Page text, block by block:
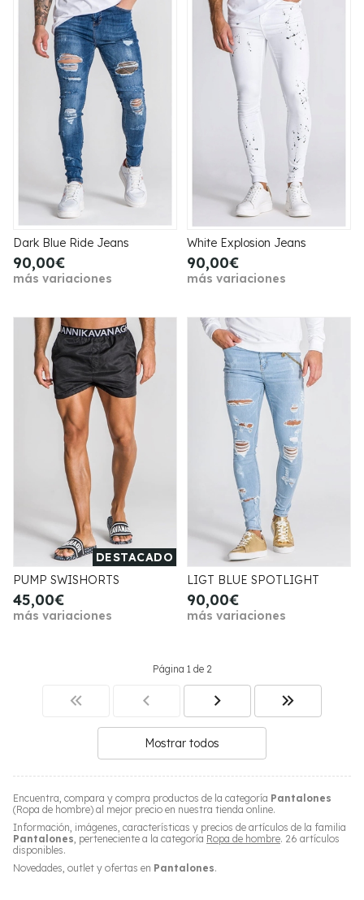
Encuentra, compara y compra productos de la categoría Pantalones
(Ropa de hombre) al mejor precio en nuestra tienda online.
Información, imágenes, características y precios de artículos de la familia
Pantalones, perteneciente a la categoría Ropa de hombre. 26 artículos
disponibles.
Novedades, outlet y ofertas en Pantalones.
Dark Blue Ride Jeans
90,00€
más variaciones
White Explosion Jeans
90,00€
más variaciones
DESTACADO
PUMP SWISHORTS
45,00€
más variaciones
LIGT BLUE SPOTLIGHT
90,00€
más variaciones
Página 1 de 2
Mostrar todos